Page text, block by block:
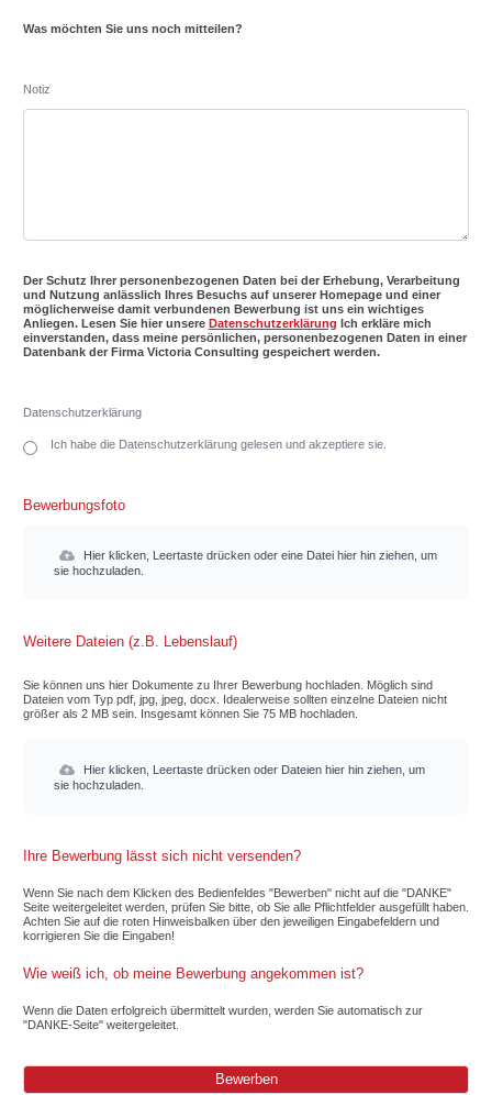
Was möchten Sie uns noch mitteilen?
Notiz
Der Schutz Ihrer personenbezogenen Daten bei der Erhebung, Verarbeitung
und Nutzung anlässlich Ihres Besuchs auf unserer Homepage und einer
möglicherweise damit verbundenen Bewerbung ist uns ein wichtiges
Anliegen. Lesen Sie hier unsere Datenschutzerklärung Ich erkläre mich
einverstanden, dass meine persönlichen, personenbezogenen Daten in einer
Datenbank der Firma Victoria Consulting gespeichert werden.
Datenschutzerklärung
Ich habe die Datenschutzerklärung gelesen und akzeptiere sie.
Bewerbungsfoto
Hier klicken, Leertaste drücken oder eine Datei hier hin ziehen, um
sie hochzuladen.
Weitere Dateien (z.B. Lebenslauf)
Sie können uns hier Dokumente zu Ihrer Bewerbung hochladen. Möglich sind
Dateien vom Typ pdf, jpg, jpeg, docx. Idealerweise sollten einzelne Dateien nicht
größer als 2 MB sein. Insgesamt können Sie 75 MB hochladen.
Hier klicken, Leertaste drücken oder Dateien hier hin ziehen, um
sie hochzuladen.
Ihre Bewerbung lässt sich nicht versenden?
Wenn Sie nach dem Klicken des Bedienfeldes "Bewerben" nicht auf die "DANKE"
Seite weitergeleitet werden, prüfen Sie bitte, ob Sie alle Pflichtfelder ausgefüllt haben.
Achten Sie auf die roten Hinweisbalken über den jeweiligen Eingabefeldern und
korrigieren Sie die Eingaben!
Wie weiß ich, ob meine Bewerbung angekommen ist?
Wenn die Daten erfolgreich übermittelt wurden, werden Sie automatisch zur
"DANKE-Seite" weitergeleitet.